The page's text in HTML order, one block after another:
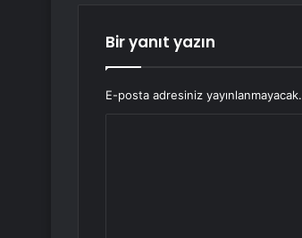
Bir yanıt yazın
E-posta adresiniz yayınlanmayacak.